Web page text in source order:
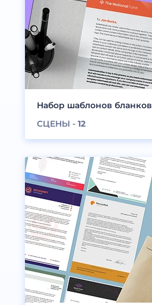
Набор шаблонов бланков
СЦЕНЫ - 12